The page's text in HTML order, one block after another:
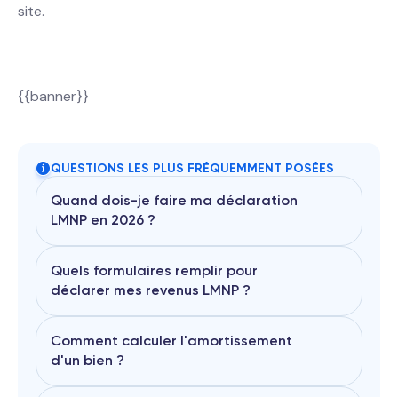
site.
{{banner}}
QUESTIONS LES PLUS FRÉQUEMMENT POSÉES
Quand dois-je faire ma déclaration
LMNP en 2026 ?
En 2026, la date limite de déclaration
comptable ! Avec decla.fr, Facilitez
vous la vie et faites votre déclaration
en ligne en 1 clin d'œil ! Nouvellement
Quels formulaires remplir pour
déclarer mes revenus LMNP ?
Comment calculer l'amortissement
d'un bien ?